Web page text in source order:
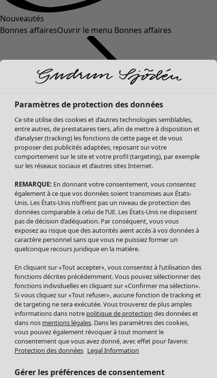
Nouveautés
Bonnes affairesOuvrir le menu Bonnes affaires
Soldes Vêtements
Tous les vêtements
Robes
Tuniques
Blouses
Tops
Gilets
Pantalon
Jupes
Leggings et collants
Accessoires
Chaussures
Vêtements de bain
Basics
Soldes Mobilier
Bonnes affaires déco
Décoration
Textiles
Tapis
Éponge
Paramètres de protection des données
Ce site utilise des cookies et d’autres technologies semblables,
entre autres, de prestataires tiers, afin de mettre à disposition et
d’analyser (tracking) les fonctions de cette page et de vous
proposer des publicités adaptées, reposant sur votre
comportement sur le site et votre profil (targeting), par exemple
sur les réseaux sociaux et d’autres sites Internet.
REMARQUE: En donnant votre consentement, vous consentez
également à ce que vos données soient transmises aux États-
Unis. Les États-Unis n’offrent pas un niveau de protection des
données comparable à celui de l’UE. Les États-Unis ne disposent
pas de décision d’adéquation. Par conséquent, vous vous
exposez au risque que des autorités aient accès à vos données à
caractère personnel sans que vous ne puissiez former un
quelconque recours juridique en la matière.
En cliquant sur «Tout accepter», vous consentez à l’utilisation des
fonctions décrites précédemment. Vous pouvez sélectionner des
fonctions individuelles en cliquant sur «Confirmer ma sélection».
Si vous cliquez sur «Tout refuser», aucune fonction de tracking et
de targeting ne sera exécutée. Vous trouverez de plus amples
informations dans notre politique de protection des données et
dans nos mentions légales. Dans les paramètres des cookies,
vous pouvez également révoquer à tout moment le
consentement que vous avez donné, avec effet pour l’avenir.
Protection des données Legal Information
Gérer les préférences de consentement